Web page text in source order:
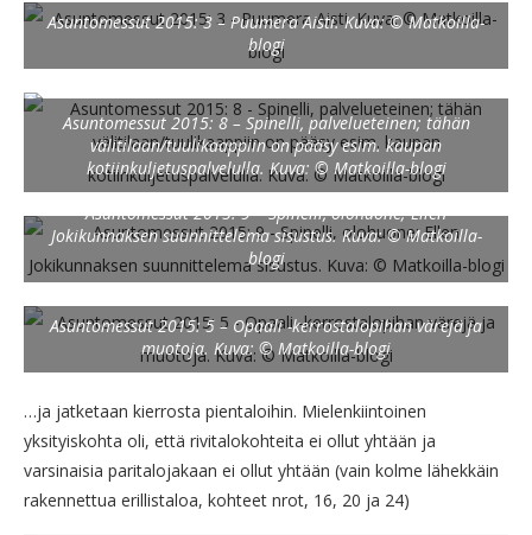
Asuntomessut 2015: 3 – Puumera Aisti. Kuva: © Matkoilla-
blogi
Asuntomessut 2015: 8 – Spinelli, palvelueteinen; tähän
välitilaan/tuulikaappiin on pääsy esim. kaupan
kotiinkuljetuspalvelulla. Kuva: © Matkoilla-blogi
Asuntomessut 2015: 9 – Spinelli, olohuone; Ellen
Jokikunnaksen suunnittelema sisustus. Kuva: © Matkoilla-
blogi
Asuntomessut 2015: 5 – Opaali -kerrostalopihan värejä ja
muotoja. Kuva: © Matkoilla-blogi
…ja jatketaan kierrosta pientaloihin. Mielenkiintoinen
yksityiskohta oli, että rivitalokohteita ei ollut yhtään ja
varsinaisia paritalojakaan ei ollut yhtään (vain kolme lähekkäin
rakennettua erillistaloa, kohteet nrot, 16, 20 ja 24)